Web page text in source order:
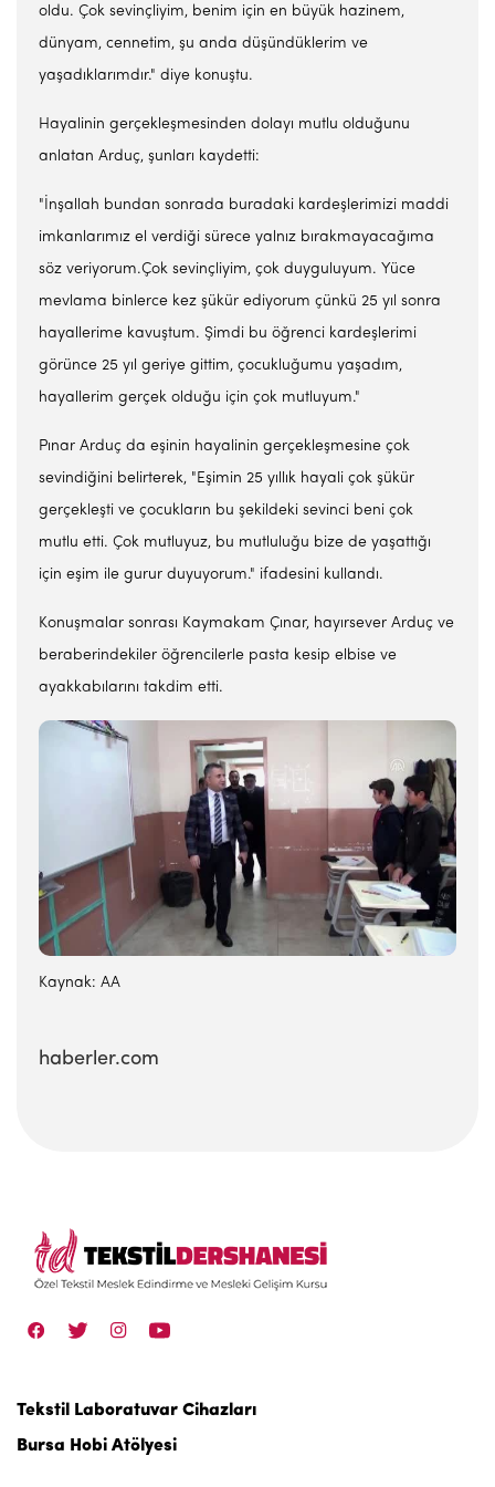
oldu. Çok sevinçliyim, benim için en büyük hazinem,
dünyam, cennetim, şu anda düşündüklerim ve
yaşadıklarımdır." diye konuştu.
Hayalinin gerçekleşmesinden dolayı mutlu olduğunu
anlatan Arduç, şunları kaydetti:
"İnşallah bundan sonrada buradaki kardeşlerimizi maddi
imkanlarımız el verdiği sürece yalnız bırakmayacağıma
söz veriyorum.Çok sevinçliyim, çok duyguluyum. Yüce
mevlama binlerce kez şükür ediyorum çünkü 25 yıl sonra
hayallerime kavuştum. Şimdi bu öğrenci kardeşlerimi
görünce 25 yıl geriye gittim, çocukluğumu yaşadım,
hayallerim gerçek olduğu için çok mutluyum."
Pınar Arduç da eşinin hayalinin gerçekleşmesine çok
sevindiğini belirterek, "Eşimin 25 yıllık hayali çok şükür
gerçekleşti ve çocukların bu şekildeki sevinci beni çok
mutlu etti. Çok mutluyuz, bu mutluluğu bize de yaşattığı
için eşim ile gurur duyuyorum." ifadesini kullandı.
Konuşmalar sonrası Kaymakam Çınar, hayırsever Arduç ve
beraberindekiler öğrencilerle pasta kesip elbise ve
ayakkabılarını takdim etti.
Kaynak: AA
haberler.com
Tekstil Laboratuvar Cihazları
Bursa Hobi Atölyesi